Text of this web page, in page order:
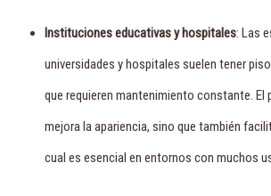
Instituciones educativas y hospitales: Las
universidades y hospitales suelen tener
que requieren mantenimiento constante. El
mejora la apariencia, sino que también
cual es esencial en entornos con muchos